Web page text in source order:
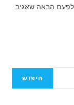
הבאה שאגיב.
חיפוש